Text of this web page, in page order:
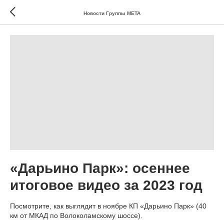
Новости Группы МЕТА
«Дарьино Парк»: осеннее
итоговое видео за 2023 год
Посмотрите, как выглядит в ноябре КП «Дарьино Парк» (40
км от МКАД по Волоколамскому шоссе).